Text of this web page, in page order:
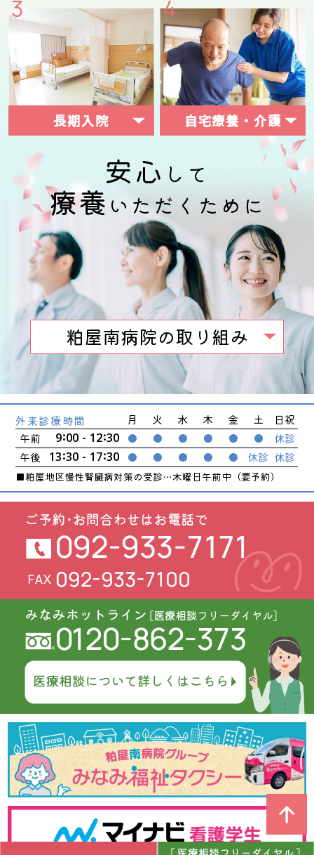
2026.02.06 節分行事食👹
2026.01.07 2026年 新年のご挨拶🎍
2025.12.27 2025年 年末のご挨拶⛄
1１月行事食🍁
2025.10.28 福祉タクシー専用ページができました🚐
2025.10.28 10月行事食🌰
2025.10.10 お月見ランチ🐇
2025.09.16 9月行事食🍣
2025.09.05 福祉タクシーで、もっと自由な外出を🚐
2025.08.19 ８月行事食🌞
2025.07.24 土用丑の日🔥
2025.07.16 休診日のお知らせ⛵
2025.07.16 リハビリ作品紹介🖼
2025.07.09 七夕ランチ🎋
2025.07.03 七夕に願いを込めて🌟
2025.06.19 ６月行事食🗺
2025.06.16 今年も花菖蒲がお出迎えします🌼
2025.06.16 看護部新人歓迎会🌞
2025.06.13 職員インタビュー🎤 #02_NST委員会
消防訓練を行いました🧯
長期入院 自宅療養・介護
安心 して
療養 いただくために
粕屋南病院の取り組み
外来診療時間 月 火 水 木 金 土
日祝
午前
9:00 - 12:30 ● ● ● ● ● ●
休診
午後
13:30 - 17:30 ● ● ● ● ● 休診 休診
■粕屋地区慢性腎臓病対策の受診…木曜日午前中（要予約）